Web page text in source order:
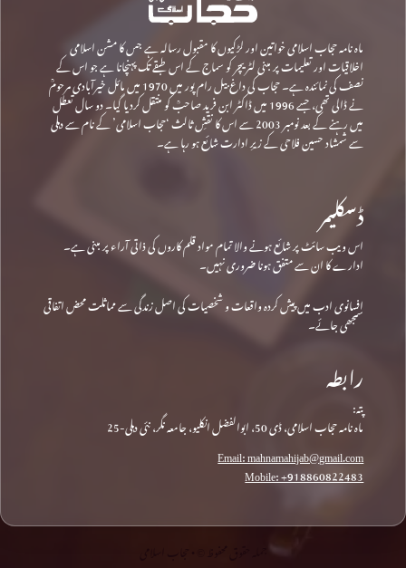
ماہ نامہ حجاب اسلامی خواتین اور لڑکیوں کا مقبول رسالہ ہے جس کا مشن اسلامی
اخلاقیات اور تعلیمات پر مبنی لٹریچر کو سماج کے اس طبقے تک پہنچانا ہے جو اس کے
نصف کی نمائندہ ہے۔ حجاب کی داغ بیل رام پور میں 1970 میں مائل خیرآبادی مرحومؒ
نے ڈالی تھی، جسے 1996 میں ڈاکٹر ابن فرید صاحبؒ کو منتقل کردیا گیا۔ دو سال تعطل
میں رہنے کے بعد نومبر 2003 سے اس کا نقشِ ثالث ‘حجاب اسلامی’ کے نام سے دہلی
سے شمشاد حسین فلاحی کے زیرِ ادارت شائع ہو رہا ہے۔
ڈسکلیمر
اس ویب سائٹ پر شائع ہونے والا تمام مواد قلم کاروں کی ذاتی آراء پر مبنی ہے۔
ادارے کا ان سے متفق ہونا ضروری نہیں۔
افسانوی ادب میں پیش کردہ واقعات و شخصیات کی اصل زندگی سے مماثلت محض اتفاقی
سمجھی جائے۔
رابطہ
پتہ:
ماہ نامہ حجاب اسلامی، ڈی 50، ابوالفضل انکلیو، جامعہ نگر، نئی دہلی-25
Email: mahnamahijab@gmail.com
Mobile: +918860822483